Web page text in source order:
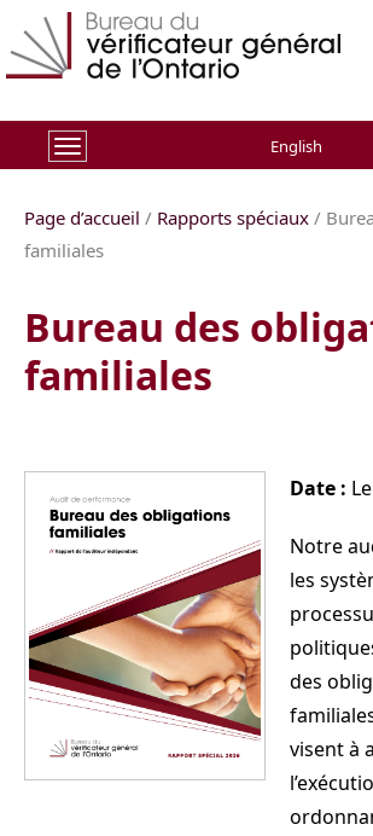
English
Basculer
navigation
Page d’accueil / Rapports spéciaux /
familiales
Bureau des
familiales
Date :
Notre
les
des
visent à